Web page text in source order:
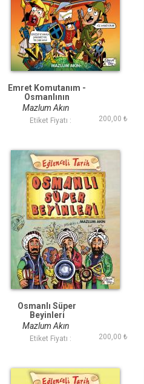
Emret Komutanım -
Osmanlının
Muhteşem Askeri
Gücü
Mazlum Akın
Etiket Fiyatı : 200,00 ₺
Osmanlı Süper
Beyinleri
Mazlum Akın
Etiket Fiyatı : 200,00 ₺